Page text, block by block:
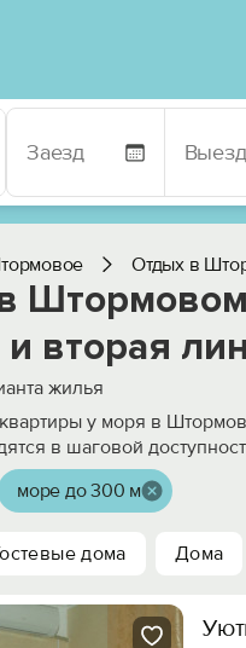
Отдых в
вторая
жилья
у моря в
в шаговой
море до 300 м
дома Дома